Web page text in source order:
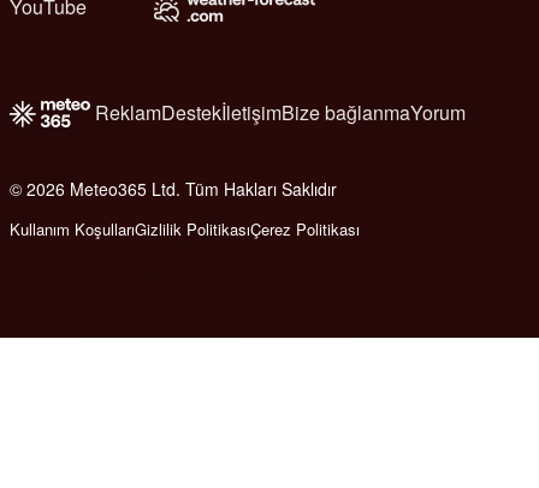
YouTube
ReklamDestekİletişimBize bağlanmaYorum
© 2026 Meteo365 Ltd. Tüm Hakları Saklıdır
Kullanım KoşullarıGizlilik PolitikasıÇerez Politikası